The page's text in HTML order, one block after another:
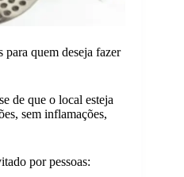
quem deseja fazer
de que o local esteja
sem inflamações,
por pessoas: